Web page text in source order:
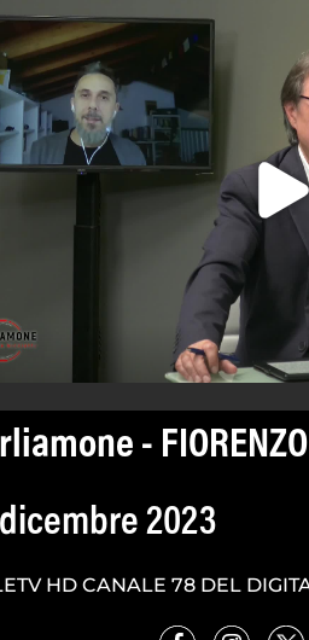
- FIORENZO
2023
HD CANALE 78 DEL